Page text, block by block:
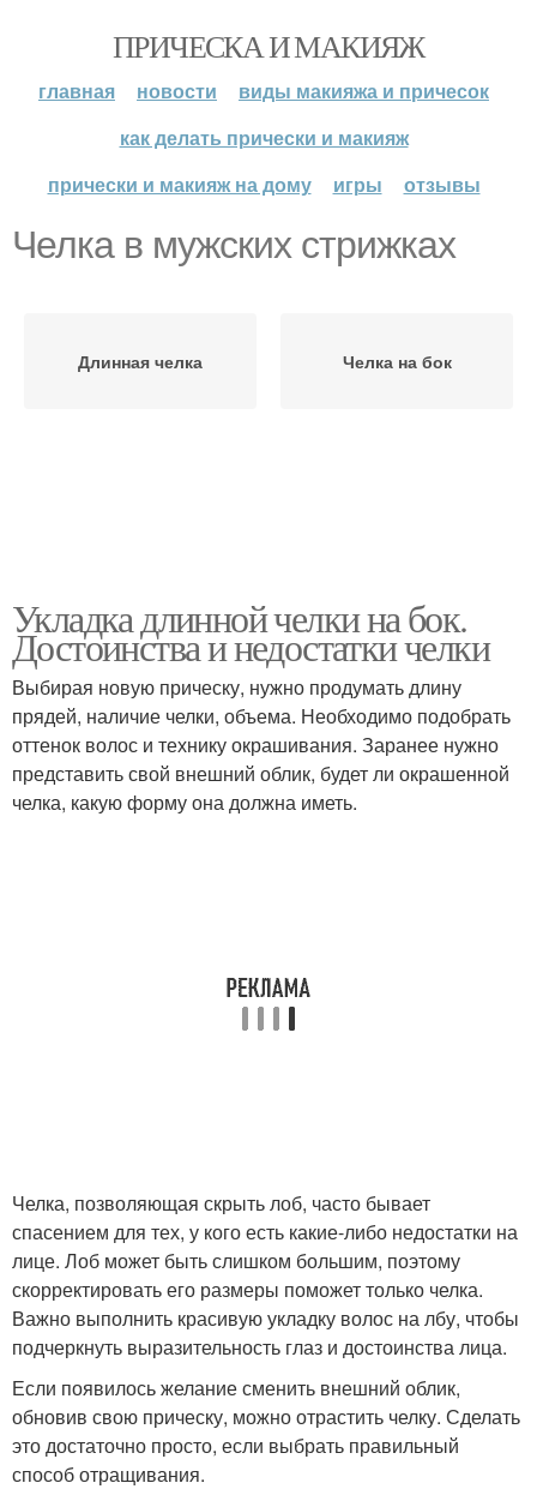
ПРИЧЕСКА И МАКИЯЖ
главная новости
виды макияжа и причесок
как делать прически и макияж
прически и макияж на дому
игры отзывы
Челка в мужских стрижках
Длинная челка Челка на бок
Укладка длинной челки на бок.
Достоинства и недостатки челки
Выбирая новую прическу, нужно продумать длину
прядей, наличие челки, объема. Необходимо подобрать
оттенок волос и технику окрашивания. Заранее нужно
представить свой внешний облик, будет ли окрашенной
челка, какую форму она должна иметь.
Челка, позволяющая скрыть лоб, часто бывает
спасением для тех, у кого есть какие-либо недостатки на
лице. Лоб может быть слишком большим, поэтому
скорректировать его размеры поможет только челка.
Важно выполнить красивую укладку волос на лбу, чтобы
подчеркнуть выразительность глаз и достоинства лица.
Если появилось желание сменить внешний облик,
обновив свою прическу, можно отрастить челку. Сделать
это достаточно просто, если выбрать правильный
способ отращивания.